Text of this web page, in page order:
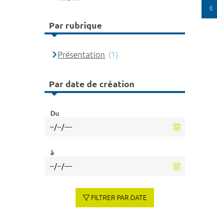
Par rubrique
Présentation (1)
Par date de création
Du
à
FILTRER PAR DATE